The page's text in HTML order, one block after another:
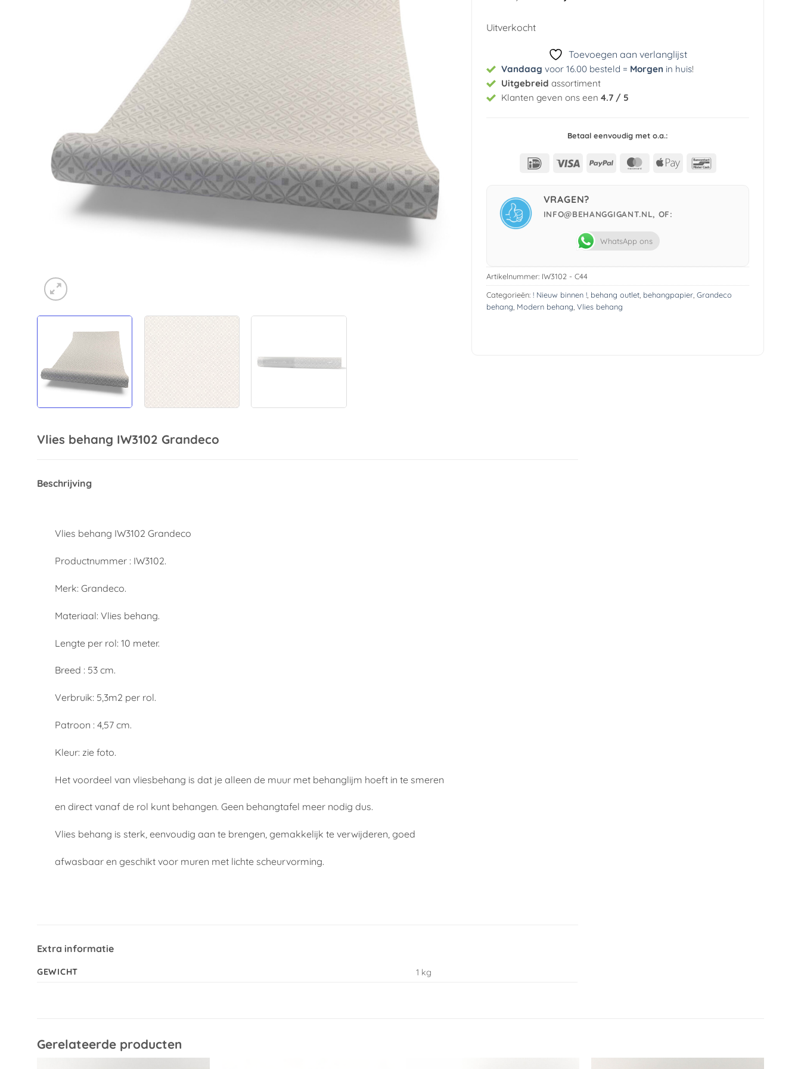
prijs
Uitverkocht
Toevoegen aan verlanglijst
Vandaag voor 16.00 besteld = Morgen in huis!
Uitgebreid assortiment
Klanten geven ons een 4.7 / 5
Betaal eenvoudig met o.a.:
IDeal Visa PayPal MasterCard
Apple
VRAGEN?
INFO@BEHANGGIGANT.NL, OF:
WhatsApp ons
Artikelnummer: IW3102 - C44
Categorieën: ! Nieuw binnen !, behang outlet, behangpapier, Grandeco
behang Modern behang Vlies behang
Vlies behang IW3102 Grandeco
Beschrijving
Vlies behang IW3102 Grandeco
Productnummer : IW3102.
Merk: Grandeco.
Materiaal: Vlies behang.
Lengte per rol: 10 meter.
Breed : 53 cm.
Verbruik: 5,3m2 per rol.
Patroon : 4,57 cm.
Kleur: zie foto.
Het voordeel van vliesbehang is dat je alleen de muur met behanglijm hoeft in te smeren
en direct vanaf de rol kunt behangen. Geen behangtafel meer nodig dus.
Vlies behang is sterk, eenvoudig aan te brengen, gemakkelijk te verwijderen, goed
afwasbaar en geschikt voor muren met lichte scheurvorming.
Extra informatie
GEWICHT 1 kg
Gerelateerde producten